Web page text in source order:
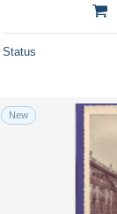
Status
New